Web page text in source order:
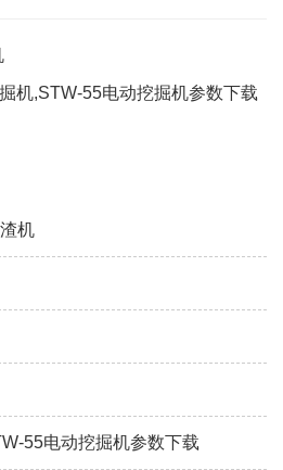
机,STW-55电动挖掘机参数下载
机
55电动挖掘机参数下载